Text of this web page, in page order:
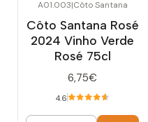
A01.003|Côto Santana
Côto Santana Rosé
2024 Vinho Verde
Rosé 75cl
6,75€
4.6